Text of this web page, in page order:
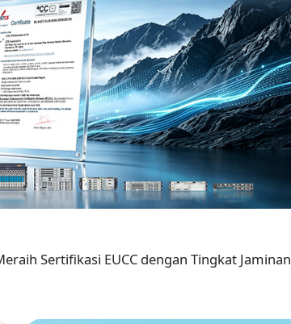
Sertifikasi EUCC dengan Tingkat Jaminan